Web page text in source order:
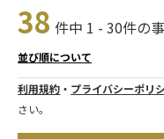
38 件中 1 - 30件の
並び順について
利用規約 ・ プライバシーポリ
さい。